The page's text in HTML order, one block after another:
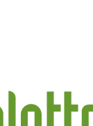
Elettronica
News